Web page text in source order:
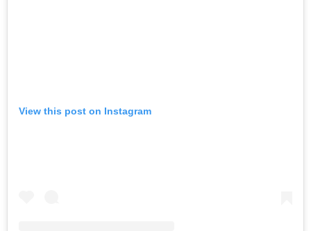
View this post on Instagram